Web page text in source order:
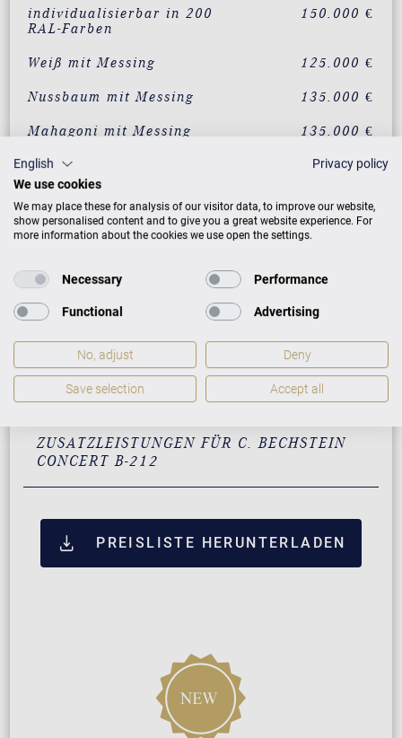
individualisierbar in 200
RAL-Farben
150.000 €
Weiß mit Messing 125.000 €
Nussbaum mit Messing 135.000 €
Mahagoni mit Messing 135.000 €
Eiche mit Messing 135.000 €
Wurzelnussbaum mit
Messing
150.000 €
Makassar mit Messing 150.000 €
Santos Palisander mit
150.000 €
Pyramidenmahagoni mit
Messing
150.000 €
ZUSATZLEISTUNGEN FÜR C. BECHSTEIN
CONCERT B-212
PREISLISTE HERUNTERLADEN
English
Privacy policy
We use cookies
We may place these for analysis of our visitor data, to improve our website,
show personalised content and to give you a great website experience. For
more information about the cookies we use open the settings.
Necessary Performance
Functional Advertising
No, adjust Deny
Save selection Accept all